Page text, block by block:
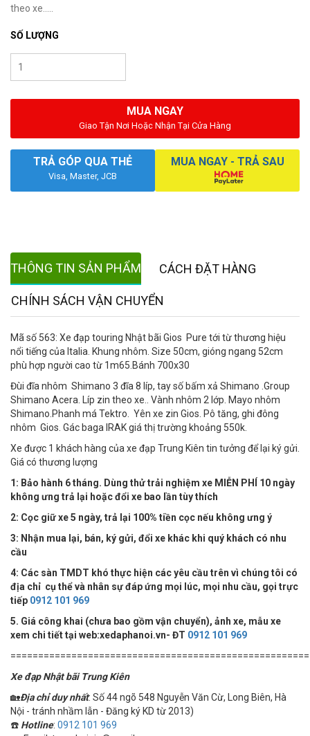
theo xe.....
SỐ LƯỢNG
MUA NGAY
Giao Tận Nơi Hoặc Nhận Tại Cửa Hàng
TRẢ GÓP QUA THẺ
Visa, Master, JCB
MUA NGAY - TRẢ SAU
THÔNG TIN SẢN PHẨM CÁCH ĐẶT HÀNG
CHÍNH SÁCH VẬN CHUYỂN
Mã số 563: Xe đạp touring Nhật bãi Gios Pure tới từ thương hiệu
nổi tiếng của Italia. Khung nhôm. Size 50cm, gióng ngang 52cm
phù hợp người cao từ 1m65.Bánh 700x30
Đùi đĩa nhôm Shimano 3 đĩa 8 líp, tay số bấm xả Shimano .Group
Shimano Acera. Líp zin theo xe.. Vành nhôm 2 lớp. Mayo nhôm
Shimano.Phanh má Tektro. Yên xe zin Gios. Pô tăng, ghi đông
nhôm Gios. Gác baga IRAK giá thị trường khoảng 550k.
Xe được 1 khách hàng của xe đạp Trung Kiên tin tưởng để lại ký gửi.
Giá có thương lượng
1: Bảo hành 6 tháng. Dùng thử trải nghiệm xe MIỄN PHÍ 10 ngày
không ưng trả lại hoặc đổi xe bao lần tùy thích
2: Cọc giữ xe 5 ngày, trả lại 100% tiền cọc nếu không ưng ý
3: Nhận mua lại, bán, ký gửi, đổi xe khác khi quý khách có nhu
cầu
4: Các sàn TMDT khó thực hiện các yêu cầu trên vì chúng tôi có
địa chỉ cụ thể và nhân sự đáp ứng mọi lúc, mọi nhu cầu, gọi trực
tiếp 0912 101 969
5. Giá công khai (chưa bao gồm vận chuyển), ảnh xe, mẫu xe
xem chi tiết tại web:xedaphanoi.vn- ĐT 0912 101 969
Xe đạp Nhật bãi Trung Kiên
🏡Địa chỉ duy nhất: Số 44 ngõ 548 Nguyễn Văn Cừ, Long Biên, Hà
Nội - tránh nhầm lẫn - Đăng ký KD từ 2013)
☎️ Hotline: 0912 101 969